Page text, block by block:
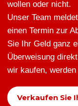
wollen oder nicht.
Unser Team
einen Termin zur
Sie Ihr Geld ganz
Überweisung
wir kaufen,
Verkaufen Sie